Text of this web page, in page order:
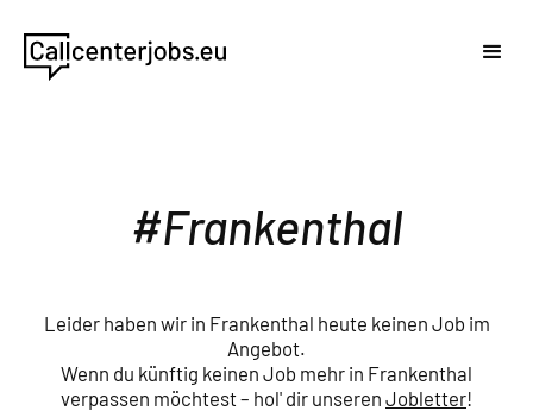
Frankenthal
Leider haben wir in Frankenthal heute keinen Job im
Angebot.
Wenn du künftig keinen Job mehr in Frankenthal
verpassen möchtest – hol' dir unseren Jobletter!